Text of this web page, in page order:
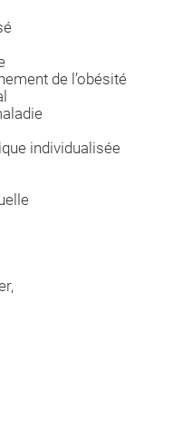
de l’obésité
individualisée